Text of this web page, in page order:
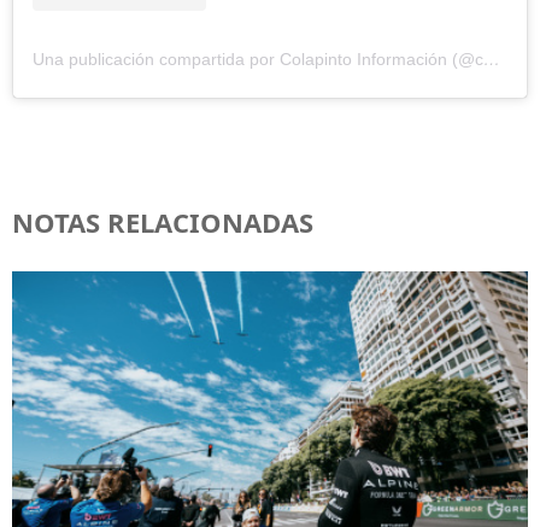
Una publicación compartida por Colapinto Información (@colapinto.info)
NOTAS RELACIONADAS